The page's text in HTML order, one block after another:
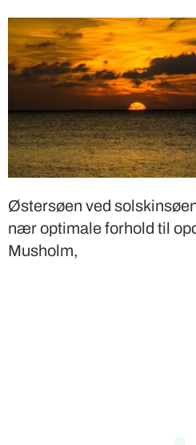
Østersøen ved
nær optimale forhold til
Musholm,